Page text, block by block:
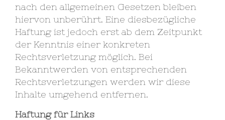
nach den allgemeinen Gesetzen bleiben
hiervon unberührt. Eine diesbezügliche
Haftung ist jedoch erst ab dem Zeitpunkt
der Kenntnis einer konkreten
Rechtsverletzung möglich. Bei
Bekanntwerden von entsprechenden
Rechtsverletzungen werden wir diese
Inhalte umgehend entfernen.
Haftung für Links